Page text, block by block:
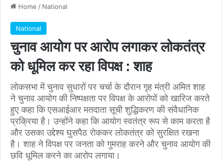
Home / National
National
चुनाव आयोग पर आरोप लगाकर लोकतंत्र
को धूमिल कर रहा विपक्ष : शाह
लोकसभा में चुनाव सुधारों पर चर्चा के दौरान गृह मंत्री अमित शाह
ने चुनाव आयोग की निष्पक्षता पर विपक्ष के आरोपों को खारिज करते
हुए कहा कि एसआईआर मतदाता सूची शुद्धिकरण की संवैधानिक
प्रक्रिया है। उन्होंने कहा कि आयोग स्वतंत्र रूप से काम करता है
और उसका उद्देश्य घुसपैठ रोककर लोकतंत्र को सुरक्षित रखना
है। शाह ने विपक्ष पर जनता को गुमराह करने और चुनाव आयोग की
छवि धूमिल करने का आरोप लगाया।